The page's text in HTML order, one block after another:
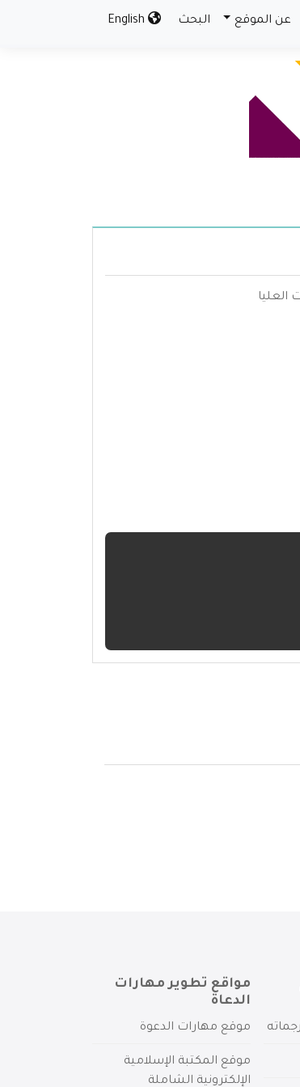
عن الموقع البحث
العليا
مواقع تطوير مهارات
الدعاة
موقع مهارات الدعوة
موقع المكتبة الإسلامية
الإلكترونية الشاملة